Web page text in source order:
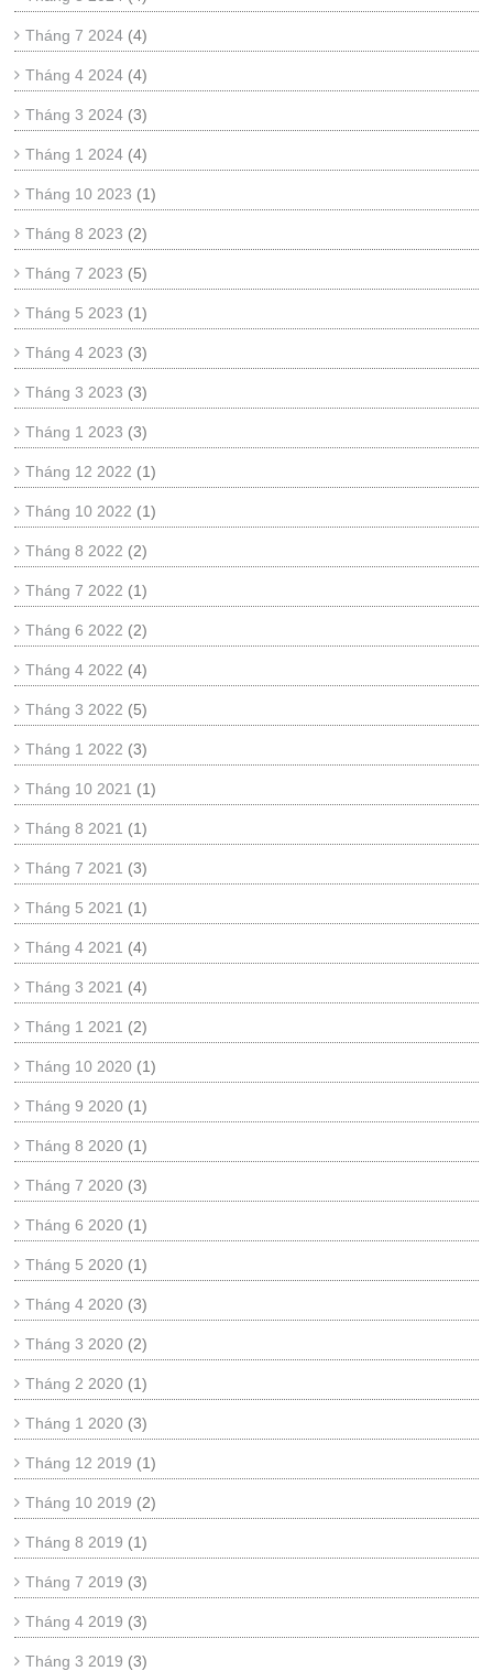
Tháng 7 2024 (4)
Tháng 4 2024 (4)
Tháng 3 2024 (3)
Tháng 1 2024 (4)
Tháng 10 2023 (1)
Tháng 8 2023 (2)
Tháng 7 2023 (5)
Tháng 5 2023 (1)
Tháng 4 2023 (3)
Tháng 3 2023 (3)
Tháng 1 2023 (3)
Tháng 12 2022 (1)
Tháng 10 2022 (1)
Tháng 8 2022 (2)
Tháng 7 2022 (1)
Tháng 6 2022 (2)
Tháng 4 2022 (4)
Tháng 3 2022 (5)
Tháng 1 2022 (3)
Tháng 10 2021 (1)
Tháng 8 2021 (1)
Tháng 7 2021 (3)
Tháng 5 2021 (1)
Tháng 4 2021 (4)
Tháng 3 2021 (4)
Tháng 1 2021 (2)
Tháng 10 2020 (1)
Tháng 9 2020 (1)
Tháng 8 2020 (1)
Tháng 7 2020 (3)
Tháng 6 2020 (1)
Tháng 5 2020 (1)
Tháng 4 2020 (3)
Tháng 3 2020 (2)
Tháng 2 2020 (1)
Tháng 1 2020 (3)
Tháng 12 2019 (1)
Tháng 10 2019 (2)
Tháng 8 2019 (1)
Tháng 7 2019 (3)
Tháng 4 2019 (3)
Tháng 3 2019 (3)